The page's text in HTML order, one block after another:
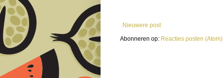
Nieuwere post
Abonneren op: Reacties posten (Atom)